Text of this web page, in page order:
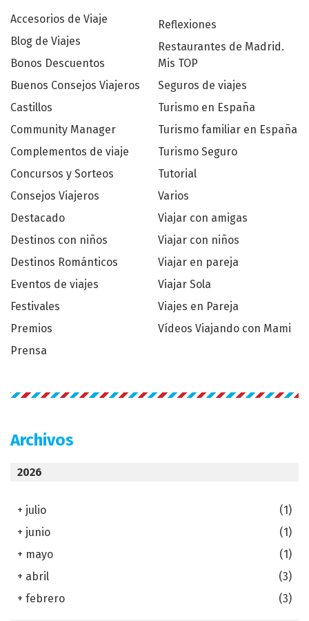
Accesorios de Viaje
Blog de Viajes
Bonos Descuentos
Buenos Consejos Viajeros
Castillos
Community Manager
Complementos de viaje
Concursos y Sorteos
Consejos Viajeros
Destacado
Destinos con niños
Destinos Románticos
Eventos de viajes
Festivales
Premios
Prensa
Reflexiones
Restaurantes de Madrid.
Mis TOP
Seguros de viajes
Turismo en España
Turismo familiar en España
Turismo Seguro
Tutorial
Varios
Viajar con amigas
Viajar con niños
Viajar en pareja
Viajar Sola
Viajes en Pareja
Vídeos Viajando con Mami
Archivos
2026
+ julio
(1)
+ junio
(1)
+ mayo
(1)
+ abril
(3)
+ febrero (3)